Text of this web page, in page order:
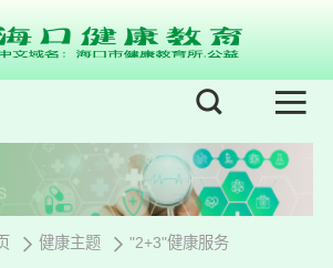
健康主题 "2+3"健康服务